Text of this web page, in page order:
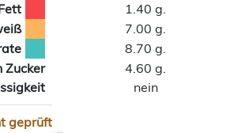
1.40 g.
7.00 g.
8.70 g.
Zucker
4.60 g.
nein
geprüft